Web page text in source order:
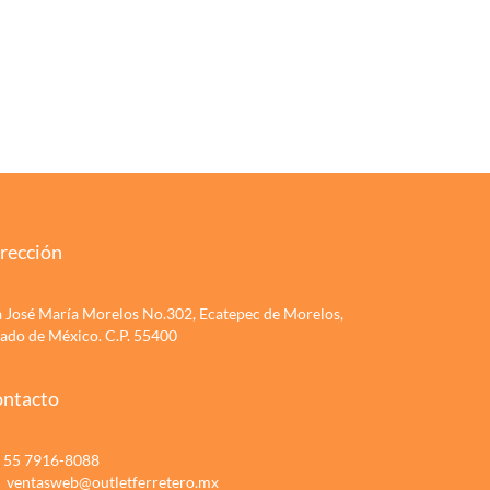
José María Morelos No.302, Ecatepec de Morelos,
de México. C.P. 55400
55 7916-8088
ventasweb@outletferretero.mx